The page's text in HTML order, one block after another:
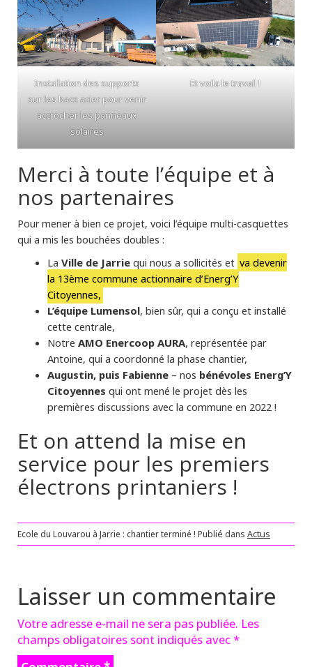
Installation des supports
sur les bacs acier pour venir
accrocher les panneaux
solaires
Et voila le travail !
Merci à toute l’équipe et à
nos partenaires
Pour mener à bien ce projet, voici l’équipe multi-casquettes
qui a mis les bouchées doubles :
La Ville de Jarriequi nous a sollicités et va devenir
la 13ème commune actionnaire d’Energ’Y
Citoyennes,
L’équipe Lumensol, bien sûr, qui a conçu et installé
cette centrale,
Notre AMO Enercoop AURA, représentée par
Antoine, qui a coordonné la phase chantier,
Augustin, puis Fabienne – nos bénévoles Energ’Y
Citoyennes qui ont mené le projet dès les
premières discussions avec la commune en 2022 !
Et on attend la mise en
service pour les premiers
électrons printaniers !
Ecole du Louvarou à Jarrie : chantier terminé ! Publié dans Actus
Laisser un commentaire
Votre adresse e-mail ne sera pas publiée. Les
champs obligatoires sont indiqués avec*